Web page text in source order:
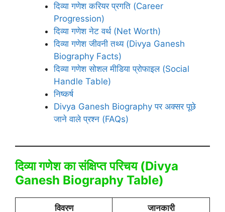
दिव्या गणेश करियर प्रगति (Career
Progression)
दिव्या गणेश नेट वर्थ (Net Worth)
दिव्या गणेश जीवनी तथ्य (Divya Ganesh
Biography Facts)
दिव्या गणेश सोशल मीडिया प्रोफाइल (Social
Handle Table)
निष्कर्ष
Divya Ganesh Biography पर अक्सर पूछे
जाने वाले प्रश्न (FAQs)
दिव्या गणेश का संक्षिप्त परिचय (Divya
Ganesh Biography Table)
विवरण जानकारी